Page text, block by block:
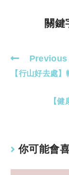
關鍵
Read
more
【行山好去處
【
你可能會